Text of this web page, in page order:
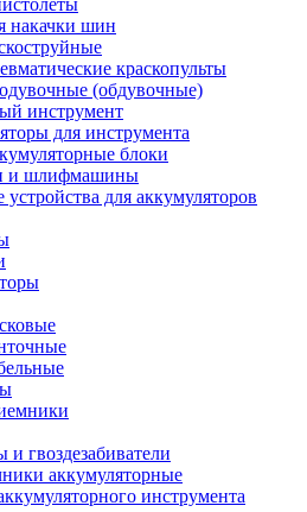
накачки шин
краскопульты
(обдувочные)
инструмент
для инструмента
блоки
и шлифмашины
устройства для аккумуляторов
и гвоздезабиватели
аккумуляторные
инструмента